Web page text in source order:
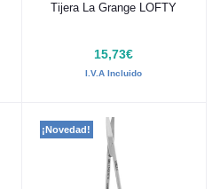
Añadir al carrito
Tijera La Grange LOFTY
15,73€
I.V.A Incluido
¡Novedad!